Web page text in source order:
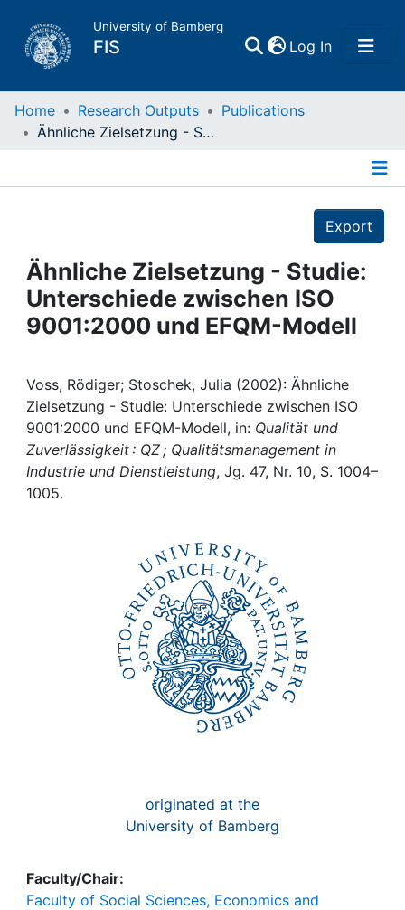
University of Bamberg
FIS Log In(current)
Home
Projects
People
Awards
My FIS
Help
Home Research Outputs
Publications
Ähnliche Zielsetzung - Studie: Unterschiede zwischen ISO 9001:2000 und EFQM-Modell
Export
Ähnliche Zielsetzung - Studie:
Unterschiede zwischen ISO
9001:2000 und EFQM-Modell
Voss, Rödiger; Stoschek, Julia (2002): Ähnliche
Zielsetzung - Studie: Unterschiede zwischen ISO
9001:2000 und EFQM-Modell, in: Qualität und
Zuverlässigkeit : QZ ; Qualitätsmanagement in
Industrie und Dienstleistung, Jg. 47, Nr. 10, S. 1004–
1005.
originated at the
University of Bamberg
Faculty/Chair:
Faculty of Social Sciences, Economics and